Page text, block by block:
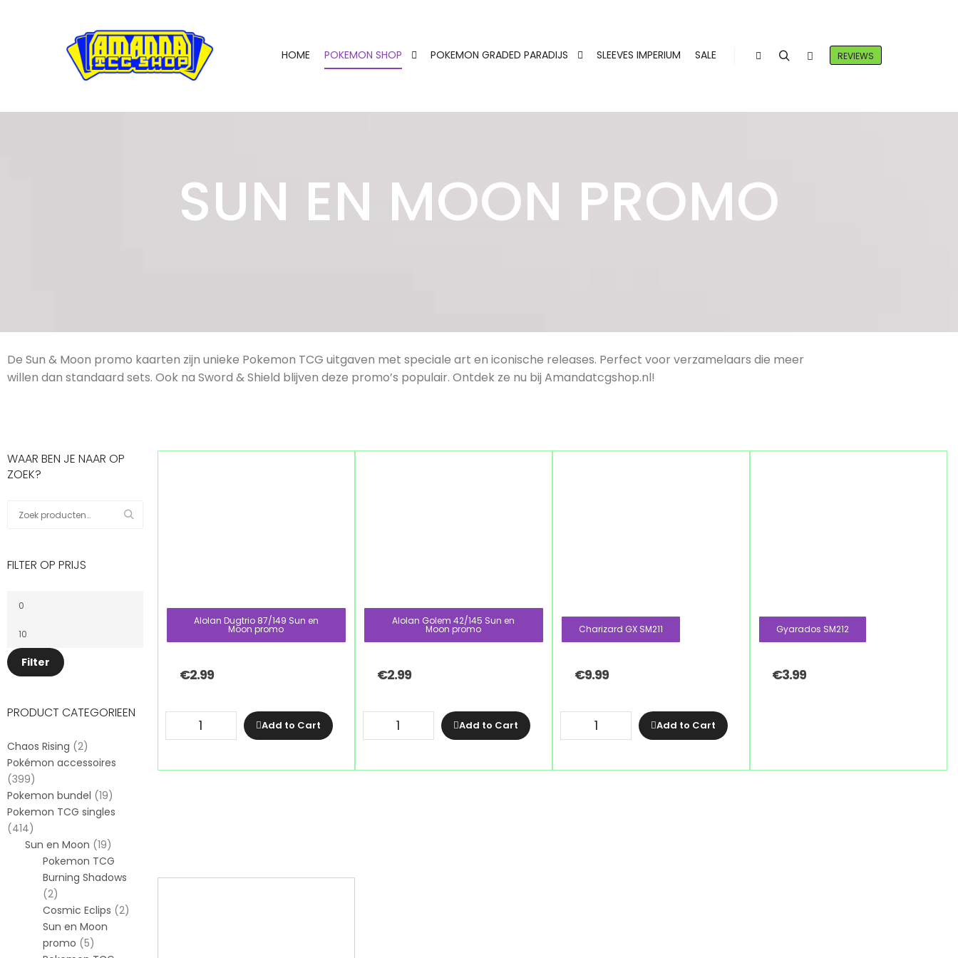
HOME POKEMON SHOP POKEMON GRADED PARADIJS SLEEVES IMPERIUM SALE REVIEWS
SUN EN MOON PROMO
De Sun & Moon promo kaarten zijn unieke Pokemon TCG uitgaven met speciale art en iconische releases. Perfect voor verzamelaars die meer
willen dan standaard sets. Ook na Sword & Shield blijven deze promo’s populair. Ontdek ze nu bij Amandatcgshop.nl!
WAAR BEN JE NAAR OP
ZOEK?
FILTER OP PRIJS
Filter
PRODUCT CATEGORIEEN
Chaos Rising (2)
Pokémon accessoires
(399)
Pokemon bundel (19)
Pokemon TCG singles
(414)
Sun en Moon (19)
Pokemon TCG
Burning Shadows
(2)
Cosmic Eclips (2)
Sun en Moon
promo (5)
Alolan Dugtrio 87/149 Sun en
Moon promo
€2.99
Add to Cart
Alolan Golem 42/145 Sun en
Moon promo
€2.99
Add to Cart
Charizard GX SM211
€9.99
Add to Cart
Gyarados SM212
€3.99